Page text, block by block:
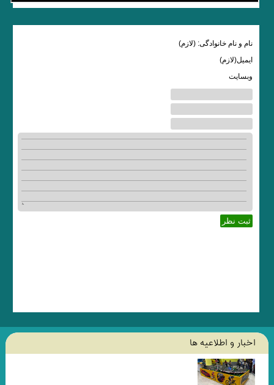
نام و نام خانوادگی: (لازم)
ایمیل(لازم)
وبسایت
اخبار و اطلاعيه ها